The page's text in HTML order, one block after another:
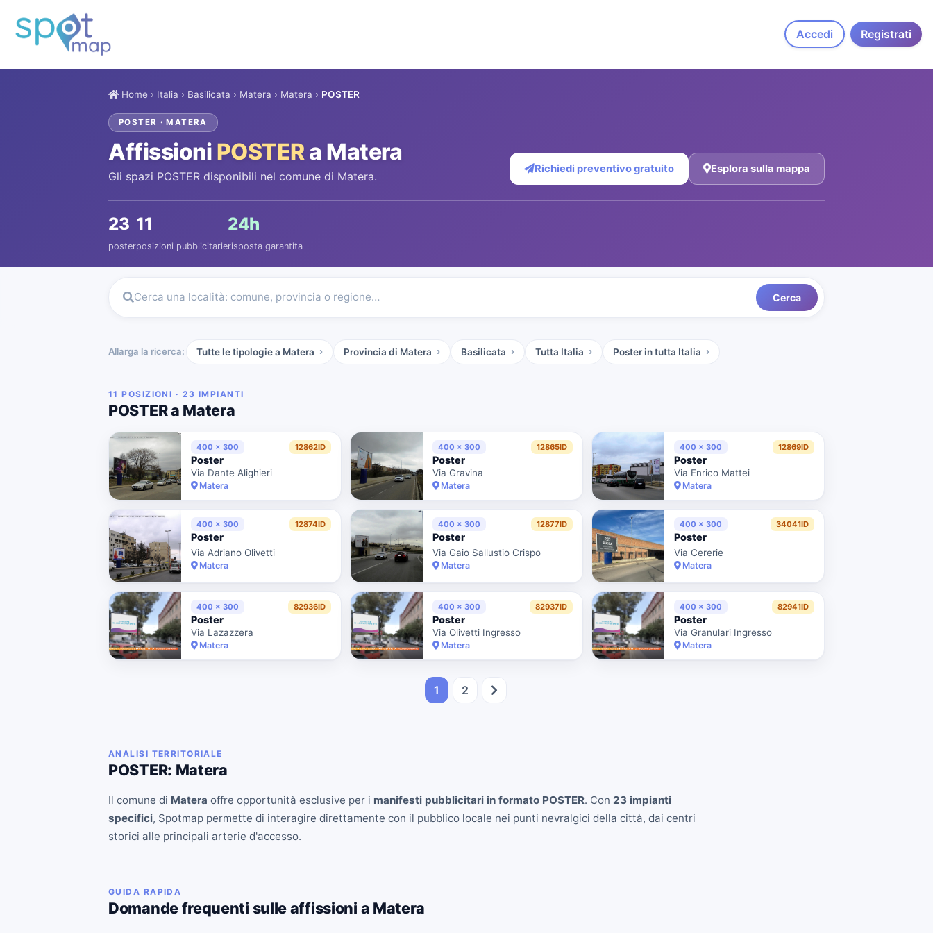
Accedi Registrati
Home › Italia › Basilicata › Matera › Matera › POSTER
POSTER · MATERA
Affissioni POSTER a Matera
Gli spazi POSTER disponibili nel comune di Matera.
Richiedi preventivo gratuito Esplora sulla mappa
23
poster
11
posizioni pubblicitarie
24h
risposta garantita
Cerca una località: comune, provincia o regione… Cerca
Allarga la ricerca: Tutte le tipologie a Matera Provincia di Matera Basilicata Tutta Italia Posterin tutta Italia
11 POSIZIONI · 23 IMPIANTI
POSTER a Matera
400 x 300 12862ID
Poster
Via Dante Alighieri
Matera
400 x 300 12865ID
Poster
Via Gravina
Matera
400 x 300 12869ID
Poster
Via Enrico Mattei
Matera
400 x 300 12874ID
Poster
Via Adriano Olivetti
Matera
400 x 300 12877ID
Poster
Via Gaio Sallustio Crispo
Matera
400 x 300 34041ID
Poster
Via Cererie
Matera
400 x 300 82936ID
Poster
Via Lazazzera
Matera
400 x 300 82937ID
Poster
Via Olivetti Ingresso
Matera
400 x 300 82941ID
Poster
Via Granulari Ingresso
Matera
1 2
ANALISI TERRITORIALE
POSTER: Matera
Il comune di Matera offre opportunità esclusive per i manifesti pubblicitari in formato POSTER. Con 23 impianti
specifici, Spotmap permette di interagire direttamente con il pubblico locale nei punti nevralgici della città, dai centri
storici alle principali arterie d'accesso.
GUIDA RAPIDA
Domande frequenti sulle affissioni a Matera